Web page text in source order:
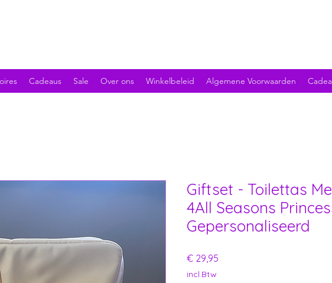
Cadeaus Sale Over ons Winkelbeleid Algemene Voorwaarden
Giftset - Toilettas
4All Seasons
Gepersonaliseerd
€ 29,95
incl.Btw